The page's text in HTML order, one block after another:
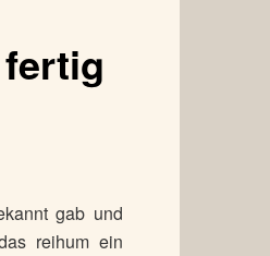
gab und
reihum ein